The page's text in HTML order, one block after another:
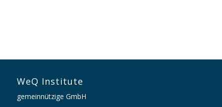
WeQ Institute
gemeinnützige GmbH